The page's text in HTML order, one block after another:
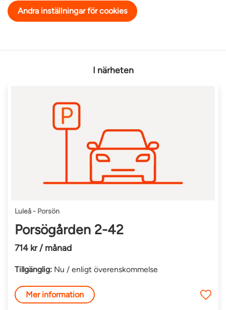
Andra inställningar för cookies
I närheten
Luleå - Porsön
Porsögården 2-42
714 kr / månad
Tillgänglig: Nu / enligt överenskommelse
Mer information